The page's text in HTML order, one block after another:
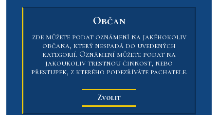
Občan
zde můžete podat oznámení na jakéhokoliv
občana, který nespadá do uvedených
kategorií. Oznámení můžete podat na
jakoukoliv trestnou činnost, nebo
přestupek, z kterého podezříváte pachatele.
Zvolit